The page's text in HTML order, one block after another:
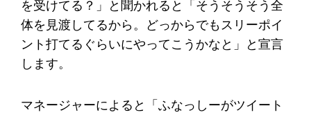
を受けてる？」と聞かれると「そうそうそう全
体を見渡してるから。どっからでもスリーポイ
ント打てるぐらいにやってこうかなと」と宣言
します。
マネージャーによると「ふなっしーがツイート